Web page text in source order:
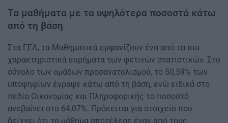
Τα μαθήματα με τα υψηλότερα ποσοστά κάτω
από τη βάση
Στα ΓΕΛ, τα Μαθηματικά εμφανίζουν ένα από τα πιο
χαρακτηριστικά ευρήματα των φετινών στατιστικών. Στο
σύνολο των ομάδων προσανατολισμού, το 50,59% των
υποψηφίων έγραψε κάτω από τη βάση, ενώ ειδικά στο
πεδίο Οικονομίας και Πληροφορικής το ποσοστό
ανεβαίνει στο 64,07%. Πρόκειται για στοιχείο που
δείχνει ότι το μάθημα αποτέλεσε έναν από τους